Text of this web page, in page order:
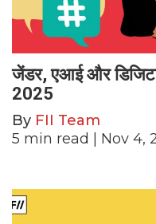
जेंडर, एआई और
2025
By FII Team
5 min read | Nov 4,